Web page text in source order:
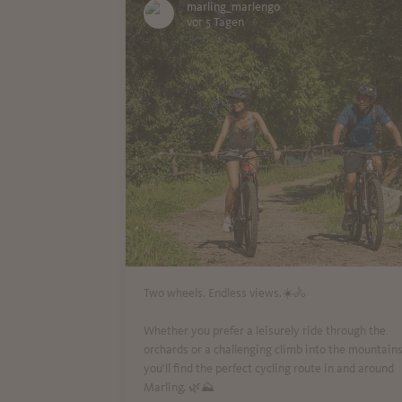
marling_marlengo
vor 5 Tagen
Two wheels. Endless views.☀️🚴
Whether you prefer a leisurely ride through the
orchards or a challenging climb into the mountains,
you'll find the perfect cycling route in and around
Marling. 🌿⛰️